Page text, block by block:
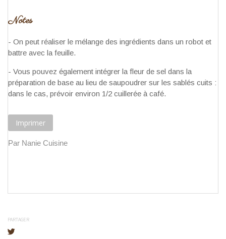
Notes
- On peut réaliser le mélange des ingrédients dans un robot et
battre avec la feuille.
- Vous pouvez également intégrer la fleur de sel dans la
préparation de base au lieu de saupoudrer sur les sablés cuits :
dans le cas, prévoir environ 1/2 cuillerée à café.
Imprimer
Par Nanie Cuisine
PARTAGER